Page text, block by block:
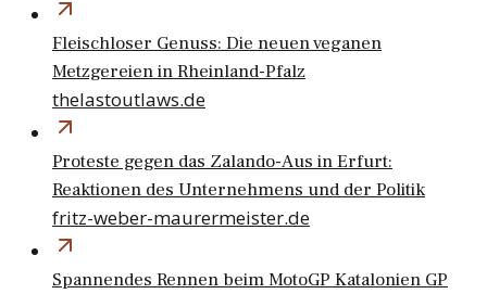
Fleischloser Genuss: Die neuen veganen
Metzgereien in Rheinland-Pfalz
thelastoutlaws.de
Proteste gegen das Zalando-Aus in Erfurt:
Reaktionen des Unternehmens und der Politik
fritz-weber-maurermeister.de
Spannendes Rennen beim MotoGP Katalonien GP